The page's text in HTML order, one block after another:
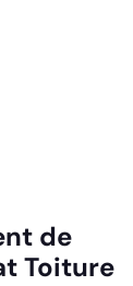
de
Toiture